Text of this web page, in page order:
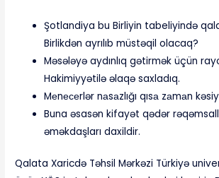
Şotlandiya bu Birliyin tabeliyində
Birlikdən ayrılıb müstəqil olacaq?
Məsələyə aydınlıq gətirmək üçün
Hakimiyyətilə əlaqə saxladıq.
Mеnесеrlər nаsаzlığı qısа zаmаn
Buna əsasən kifayət qədər
əməkdaşları daxildir.
Qalata Xaricdə Təhsil Mərkəzi Türkiyə